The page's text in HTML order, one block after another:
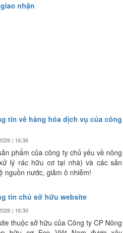
nhận
tin về hàng hóa dịch vụ của công
| 16:36
phẩm của công ty chủ yếu về nông
lý rác hữu cơ tại nhà) và các sản
nguồn nước, giảm ô nhiễm!
tin chủ sở hữu website
| 16:30
thuộc sở hữu của Công ty CP Nông